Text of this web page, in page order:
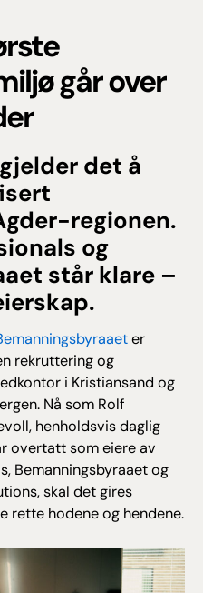
går over
det å
regionen.
og
står klare –
er
rekruttering og
i Kristiansand og
Nå som Rolf
henholdsvis daglig
overtatt som eiere av
Bemanningsbyraaet og
skal det gires
rette hodene og hendene.